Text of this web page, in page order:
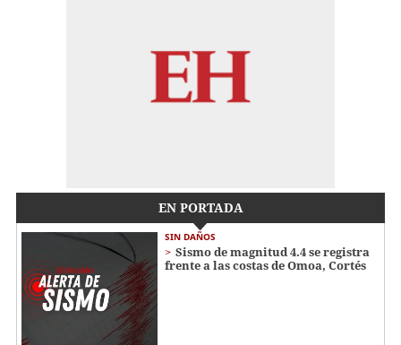
EN PORTADA
SIN DAÑOS
Sismo de magnitud 4.4 se registra
frente a las costas de Omoa, Cortés